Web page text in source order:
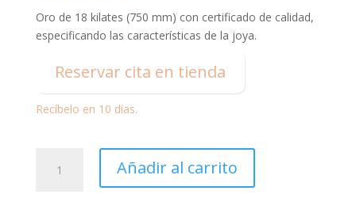
Oro de 18 kilates (750 mm) con certificado de calidad,
especificando las características de la joya.
Reservar cita en tienda
Recíbelo en 10 días.
Riviere
Añadir al carrito